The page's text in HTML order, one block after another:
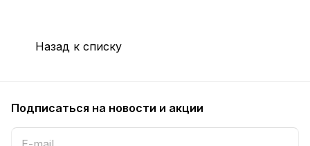
Назад к списку
Подписаться на новости и акции